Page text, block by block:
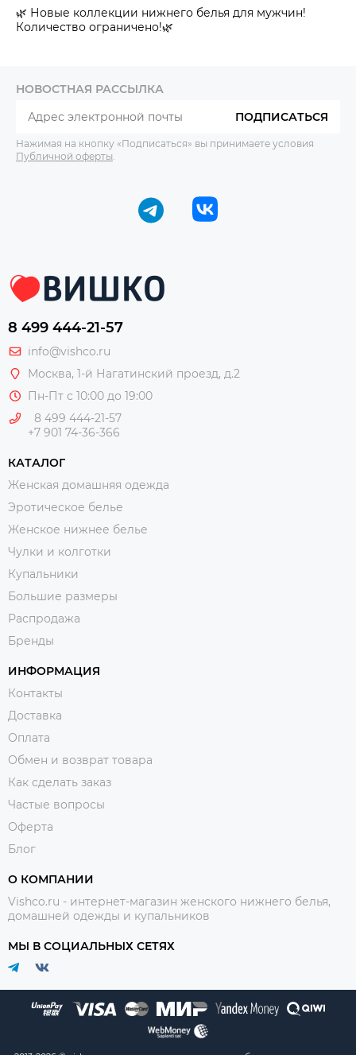
🌿 Новые коллекции нижнего белья для мужчин!
Количество ограничено!🌿
НОВОСТНАЯ РАССЫЛКА
ПОДПИСАТЬСЯ
Нажимая на кнопку «Подписаться» вы принимаете условия
Публичной оферты
8 499 444-21-57
info@vishco.ru
Москва, 1-й Нагатинский проезд, д.2
Пн-Пт с 10:00 до 19:00
8 499 444-21-57
+7 901 74-36-366
КАТАЛОГ
Женская домашняя одежда
Эротическое белье
Женское нижнее белье
Чулки и колготки
Купальники
Большие размеры
Распродажа
Бренды
ИНФОРМАЦИЯ
Контакты
Доставка
Оплата
Обмен и возврат товара
Как сделать заказ
Частые вопросы
Оферта
Блог
О КОМПАНИИ
Vishco.ru - интернет-магазин женского нижнего белья,
домашней одежды и купальников
МЫ В СОЦИАЛЬНЫХ СЕТЯХ